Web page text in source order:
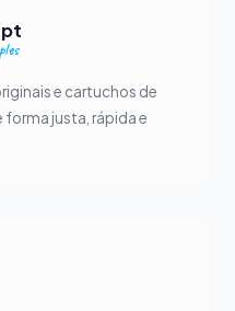
e cartuchos de
justa, rápida e